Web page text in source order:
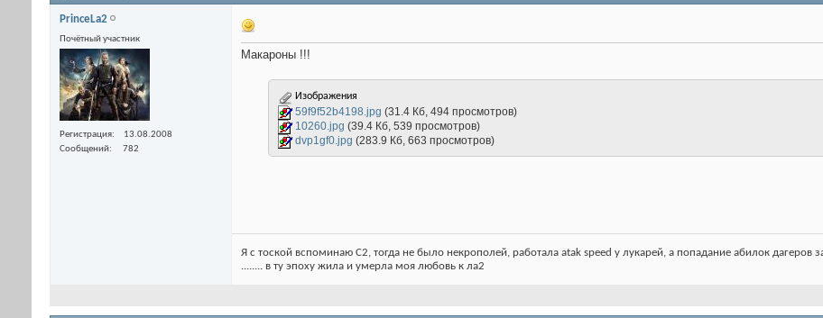
PrinceLa2
Почётный участник
Регистрация
13.08.2008
Сообщений
782
Макароны !!!
Изображения
59f9f52b4198.jpg (31.4 Кб, 494 просмотров)
10260.jpg (39.4 Кб, 539 просмотров)
dvp1gf0.jpg (283.9 Кб, 663 просмотров)
Я с тоской вспоминаю С2, тогда не было некрополей, работала atak speed у лукарей, а попадание абилок дагеров
........ в ту эпоху жила и умерла моя любовь к ла2